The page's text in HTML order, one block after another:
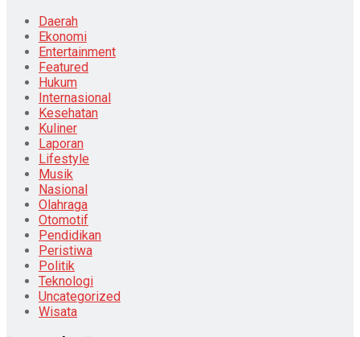
Daerah
Ekonomi
Entertainment
Featured
Hukum
Internasional
Kesehatan
Kuliner
Laporan
Lifestyle
Musik
Nasional
Olahraga
Otomotif
Pendidikan
Peristiwa
Politik
Teknologi
Uncategorized
Wisata